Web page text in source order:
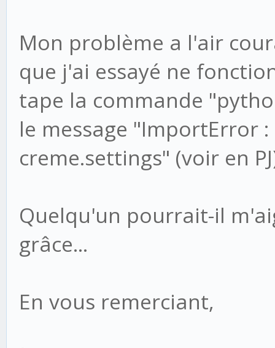
Mon problème a l'air
que j'ai essayé ne
tape la commande
le message "ImportError
creme.settings" (voir en
Quelqu'un pourrait-il
grâce...
En vous remerciant,